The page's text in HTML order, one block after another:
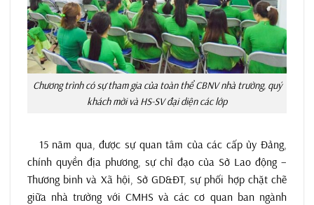
Chương trình có sự tham gia của toàn thể CBNV nhà trường, quý
khách mời và HS-SV đại diện các lớp
15 năm qua, được sự quan tâm của các cấp ủy Đảng,
chính quyền địa phương, sự chỉ đạo của Sở Lao động –
Thương binh và Xã hội, Sở GD&ĐT, sự phối hợp chặt chẽ
giữa nhà trường với CMHS và các cơ quan ban ngành